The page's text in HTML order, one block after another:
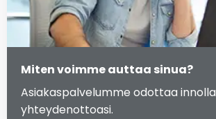
Miten voimme auttaa sinua?
Asiakaspalvelumme odottaa innolla
yhteydenottoasi.